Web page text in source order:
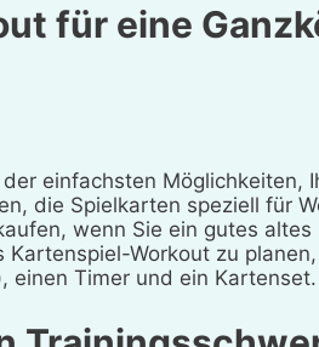
für eine
einfachsten Möglichkeiten,
die Spielkarten speziell für
wenn Sie ein gutes
Kartenspiel-Workout zu
einen Timer und ein Kartenset.